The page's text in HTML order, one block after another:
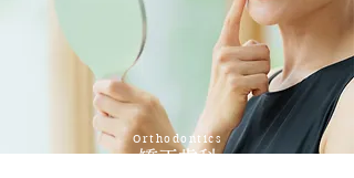
Orthodontics
矯正歯科